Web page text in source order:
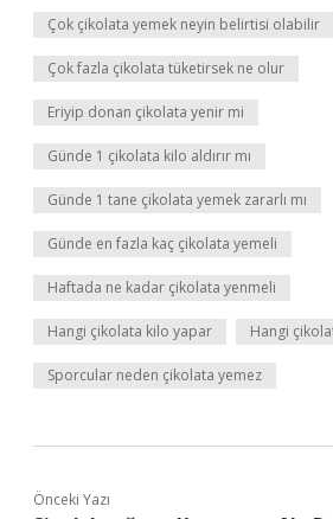
Çok çikolata yemek neyin belirtisi olabilir
Çok fazla çikolata tüketirsek ne olur
Eriyip donan çikolata yenir mi
Günde 1 çikolata kilo aldırır mı
Günde 1 tane çikolata yemek zararlı mı
Günde en fazla kaç çikolata yemeli
Haftada ne kadar çikolata yenmeli
Hangi çikolata kilo yapar Hangi
Sporcular neden çikolata yemez
Önceki Yazı